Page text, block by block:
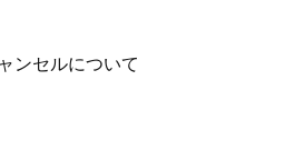
ンセルについて